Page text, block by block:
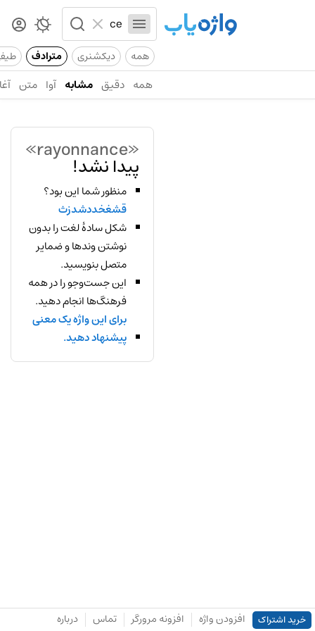
همه دیکشنری مترادف
همه دقیق مشابه آوا متن
«rayonnance»
پیدا نشد!
منظور شما این بود؟
قشغخددشدزث
شکل سادهٔ لغت را بدون
نوشتن وندها و ضمایر
متصل بنویسید.
این جست‌وجو را در همه
فرهنگ‌ها انجام دهید.
برای این واژه یک معنی
پیشنهاد دهید.
خرید اشتراک افزودن واژه افزونه مرورگر تماس درباره